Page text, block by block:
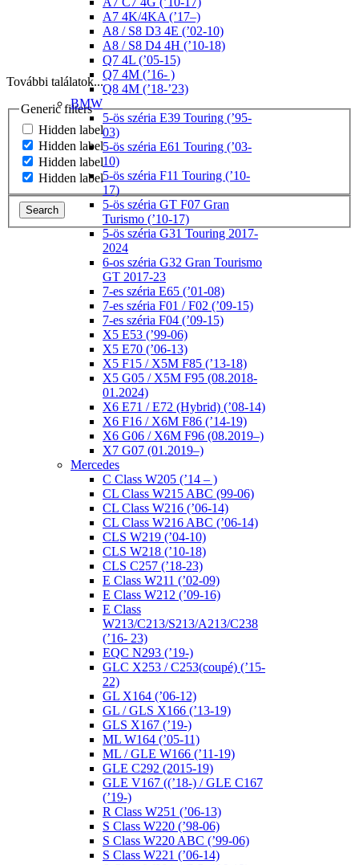
További találatok...
Generic filters
Hidden label
Hidden label
Hidden label
Hidden label
Search
A7 4K/4KA (’17–)
A8 / S8 D3 4E (’02-10)
A8 / S8 D4 4H (’10-18)
Q7 4L (’05-15)
Q7 4M (’16- )
Q8 4M (’18-’23)
BMW
5-ös széria E39 Touring (’95-
03)
5-ös széria E61 Touring (’03-
10)
5-ös széria F11 Touring (’10-
17)
5-ös széria GT F07 Gran
Turismo (’10-17)
5-ös széria G31 Touring 2017-
2024
6-os széria G32 Gran Tourismo
GT 2017-23
7-es széria E65 (’01-08)
7-es széria F01 / F02 (’09-15)
7-es széria F04 (’09-15)
X5 E53 (’99-06)
X5 E70 (’06-13)
X5 F15 / X5M F85 (’13-18)
X5 G05 / X5M F95 (08.2018-
01.2024)
X6 E71 / E72 (Hybrid) (’08-14)
X6 F16 / X6M F86 (’14-19)
X6 G06 / X6M F96 (08.2019–)
X7 G07 (01.2019–)
Mercedes
C Class W205 (’14 – )
CL Class W215 ABC (99-06)
CL Class W216 (’06-14)
CL Class W216 ABC (’06-14)
CLS W219 (’04-10)
CLS W218 (’10-18)
CLS C257 (’18-23)
E Class W211 (’02-09)
E Class W212 (’09-16)
E Class
W213/C213/S213/A213/C238
(’16- 23)
EQC N293 (’19-)
GLC X253 / C253(coupé) (’15-
22)
GL X164 (’06-12)
GL / GLS X166 (’13-19)
GLS X167 (’19-)
ML W164 (’05-11)
ML / GLE W166 (’11-19)
GLE C292 (2015-19)
GLE V167 ((’18-) / GLE C167
(’19-)
R Class W251 (’06-13)
S Class W220 (’98-06)
S Class W220 ABC (’99-06)
S Class W221 (’06-14)